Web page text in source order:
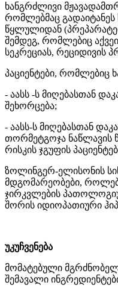
ხანგრძლივი
რომლებმაც გადაიტანეს
წყლულიდან
შემდეგ, რომლებიც
სეკრეციას, რეციდივის
პაციენტები, რომლებიც
- აასს -ს მიღებასთან
შეხორცება;
- აასს-ს მიღებასთან
თორმეტგოჯა
რისკის ჯგუფის
ზოლინგერ-ელისონის
მდგომარეობები,
ჯირკვლების
შორის იდიოპათიური
უკუჩვენება
მომატებული
შემავალი